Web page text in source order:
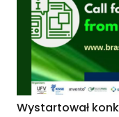
Wystartował